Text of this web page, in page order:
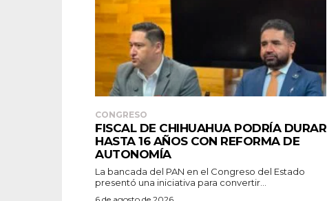
CONGRESO
FISCAL DE CHIHUAHUA PODRÍA DURAR
HASTA 16 AÑOS CON REFORMA DE
AUTONOMÍA
La bancada del PAN en el Congreso del Estado
presentó una iniciativa para convertir...